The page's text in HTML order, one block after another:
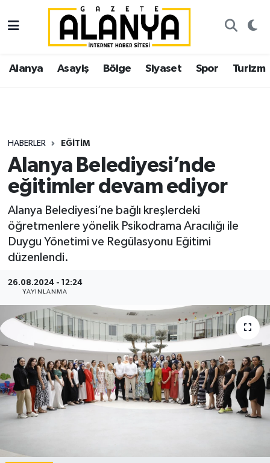
Alanya Asayiş Bölge Siyaset Spor Turizm
HABERLER EĞITIM
Alanya Belediyesi’nde
eğitimler devam ediyor
Alanya Belediyesi’ne bağlı kreşlerdeki
öğretmenlere yönelik Psikodrama Aracılığı ile
Duygu Yönetimi ve Regülasyonu Eğitimi
düzenlendi.
26.08.2024 - 12:24
YAYINLANMA
Alanya
Asayiş
Siyaset
Spor
Ekonomi
Gazipaşa
İstanbul Nöbetçi Eczaneler
İstanbul Hava Durumu
Süper Lig Puan Durumu ve Fikstür
Tüm Manşetler
Haber Arşivi